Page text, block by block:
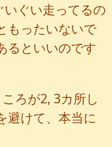
ぐい走ってるの
もったいないで
るといいのです
ろが2, 3カ所し
避けて、本当に